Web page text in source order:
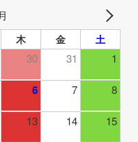
木 金 土
30 31 1
6 7 8
13 14 15